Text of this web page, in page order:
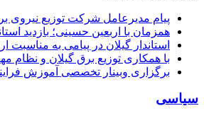
پیام مدیرعامل شركت توزیع نیروی
همزمان با اربعین حسینی؛ بازدید
استاندار گیلان در پیامی به
با همکاری توزیع برق گیلان و نظام
برگزاری وبینار تخصصی آموزش
سیاسی